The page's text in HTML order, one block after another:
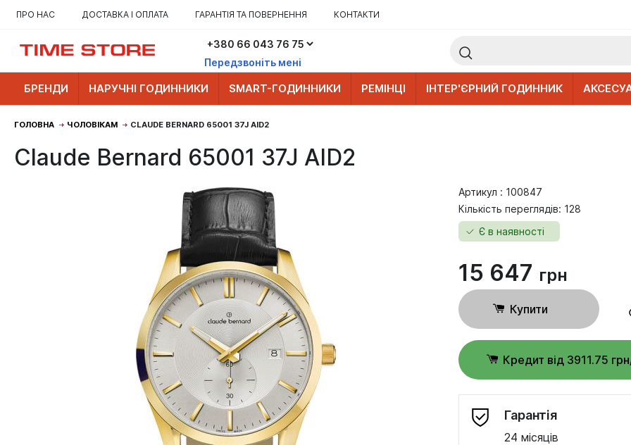
ПРО НАС ДОСТАВКА І ОПЛАТА ГАРАНТІЯ ТА ПОВЕРНЕННЯ КОНТАКТИ
Передзвоніть мені
БРЕНДИ НАРУЧНІ ГОДИННИКИ SMART-ГОДИННИКИ РЕМІНЦІ ІНТЕР'ЄРНИЙ ГОДИННИК
ГОЛОВНА ЧОЛОВІКАМ CLAUDE BERNARD 65001 37J AID2
Claude Bernard 65001 37J AID2
Артикул : 100847
Кількість переглядів: 128
Є в наявності
15 647 грн
Купити
Кредит від 3911.75
Гарантія
24 місяців